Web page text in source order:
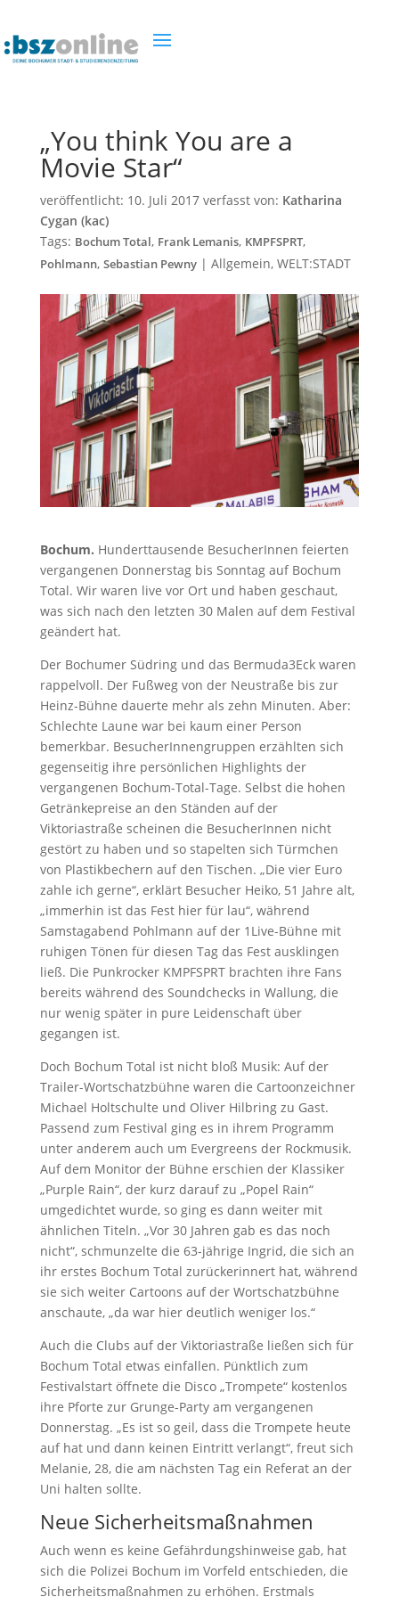
„You think You are a
Movie Star“
veröffentlicht: 10. Juli 2017verfasst von: Katharina
Cygan (kac)
Tags: Bochum Total, Frank Lemanis, KMPFSPRT,
Pohlmann, Sebastian Pewny| Allgemein, WELT:STADT
Bochum. Hunderttausende BesucherInnen feierten
vergangenen Donnerstag bis Sonntag auf Bochum
Total. Wir waren live vor Ort und haben geschaut,
was sich nach den letzten 30 Malen auf dem Festival
geändert hat.
Der Bochumer Südring und das Bermuda3Eck waren
rappelvoll. Der Fußweg von der Neustraße bis zur
Heinz-Bühne dauerte mehr als zehn Minuten. Aber:
Schlechte Laune war bei kaum einer Person
bemerkbar. BesucherInnengruppen erzählten sich
gegenseitig ihre persönlichen Highlights der
vergangenen Bochum-Total-Tage. Selbst die hohen
Getränkepreise an den Ständen auf der
Viktoriastraße scheinen die BesucherInnen nicht
gestört zu haben und so stapelten sich Türmchen
von Plastikbechern auf den Tischen. „Die vier Euro
zahle ich gerne“, erklärt Besucher Heiko, 51 Jahre alt,
„immerhin ist das Fest hier für lau“, während
Samstagabend Pohlmann auf der 1Live-Bühne mit
ruhigen Tönen für diesen Tag das Fest ausklingen
ließ. Die Punkrocker KMPFSPRT brachten ihre Fans
bereits während des Soundchecks in Wallung, die
nur wenig später in pure Leidenschaft über
gegangen ist.
Doch Bochum Total ist nicht bloß Musik: Auf der
Trailer-Wortschatzbühne waren die Cartoonzeichner
Michael Holtschulte und Oliver Hilbring zu Gast.
Passend zum Festival ging es in ihrem Programm
unter anderem auch um Evergreens der Rockmusik.
Auf dem Monitor der Bühne erschien der Klassiker
„Purple Rain“, der kurz darauf zu „Popel Rain“
umgedichtet wurde, so ging es dann weiter mit
ähnlichen Titeln. „Vor 30 Jahren gab es das noch
nicht“, schmunzelte die 63-jährige Ingrid, die sich an
ihr erstes Bochum Total zurückerinnert hat, während
sie sich weiter Cartoons auf der Wortschatzbühne
anschaute, „da war hier deutlich weniger los.“
Auch die Clubs auf der Viktoriastraße ließen sich für
Bochum Total etwas einfallen. Pünktlich zum
Festivalstart öffnete die Disco „Trompete“ kostenlos
ihre Pforte zur Grunge-Party am vergangenen
Donnerstag. „Es ist so geil, dass die Trompete heute
auf hat und dann keinen Eintritt verlangt“, freut sich
Melanie, 28, die am nächsten Tag ein Referat an der
Uni halten sollte.
Neue Sicherheitsmaßnahmen
Auch wenn es keine Gefährdungshinweise gab, hat
sich die Polizei Bochum im Vorfeld entschieden, die
Sicherheitsmaßnahmen zu erhöhen. Erstmals